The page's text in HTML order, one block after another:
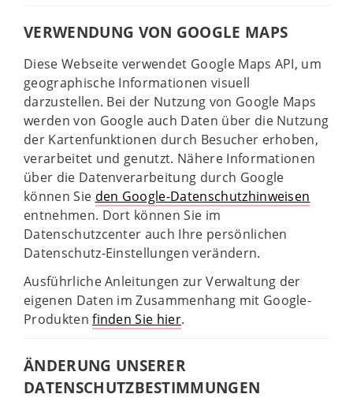
VERWENDUNG VON GOOGLE MAPS
Diese Webseite verwendet Google Maps API, um
geographische Informationen visuell
darzustellen. Bei der Nutzung von Google Maps
werden von Google auch Daten über die Nutzung
der Kartenfunktionen durch Besucher erhoben,
verarbeitet und genutzt. Nähere Informationen
über die Datenverarbeitung durch Google
können Sie den Google-Datenschutzhinweisen
entnehmen. Dort können Sie im
Datenschutzcenter auch Ihre persönlichen
Datenschutz-Einstellungen verändern.
Ausführliche Anleitungen zur Verwaltung der
eigenen Daten im Zusammenhang mit Google-
Produktenfinden Sie hier.
ÄNDERUNG UNSERER
DATENSCHUTZBESTIMMUNGEN